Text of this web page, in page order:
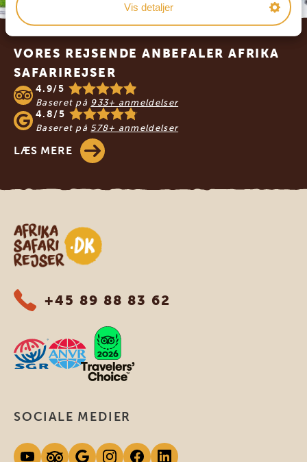
Vis detaljer
Footer
VORES REJSENDE ANBEFALER AFRIKA
SAFARIREJSER
4.9/5
Baseret på 933+ anmeldelser
4.8/5
Baseret på 578+ anmeldelser
LÆS MERE
Safari-rejser i Afrika
+45 89 88 83 62
SOCIALE MEDIER